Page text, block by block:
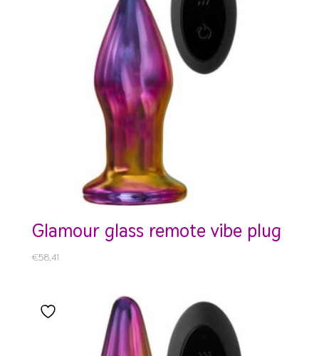
glamour glass remote vibe plug
€58.41